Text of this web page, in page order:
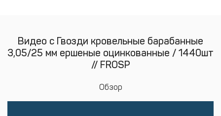
Видео с Гвозди кровельные барабанные
3,05/25 мм ершеные оцинкованные / 1440шт
// FROSP
Обзор